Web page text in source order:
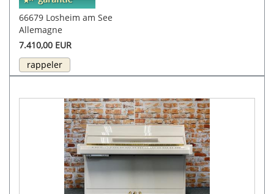
66679 Losheim am See
Allemagne
7.410,00 EUR
rappeler